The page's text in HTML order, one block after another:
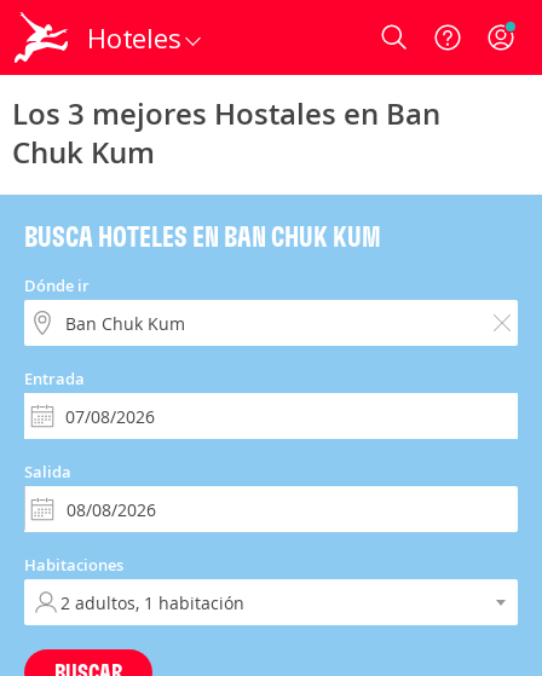
Hoteles Login
Los 3 mejores Hostales en Ban
Chuk Kum
BUSCA HOTELES EN BAN CHUK KUM
Dónde ir
Entrada
Salida
Habitaciones